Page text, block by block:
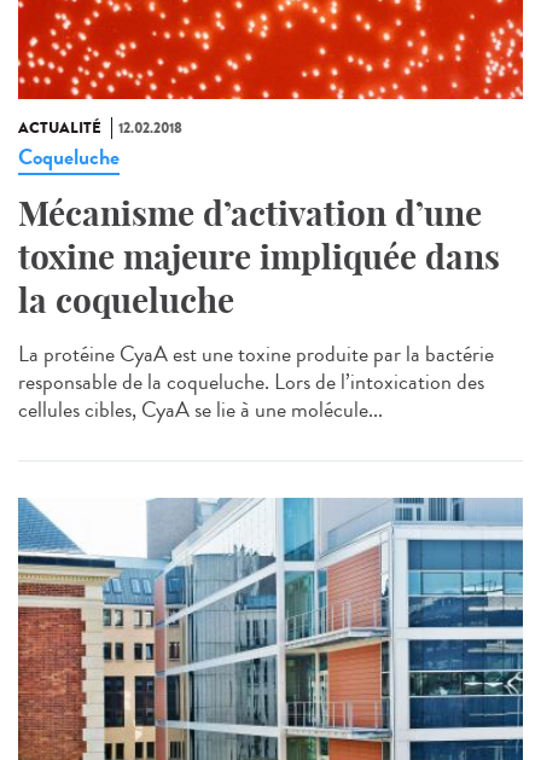
ACTUALITÉ 12.02.2018
Coqueluche
Mécanisme d’activation d’une
toxine majeure impliquée dans
la coqueluche
La protéine CyaA est une toxine produite par la bactérie
responsable de la coqueluche. Lors de l’intoxication des
cellules cibles, CyaA se lie à une molécule...